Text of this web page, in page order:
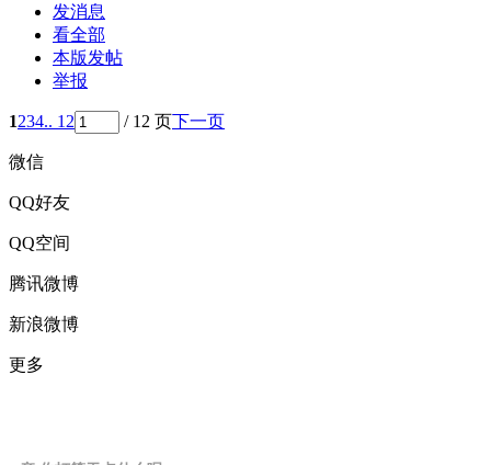
发消息
看全部
本版发帖
举报
1234.. 12 / 12 页下一页
微信
QQ好友
QQ空间
腾讯微博
新浪微博
更多